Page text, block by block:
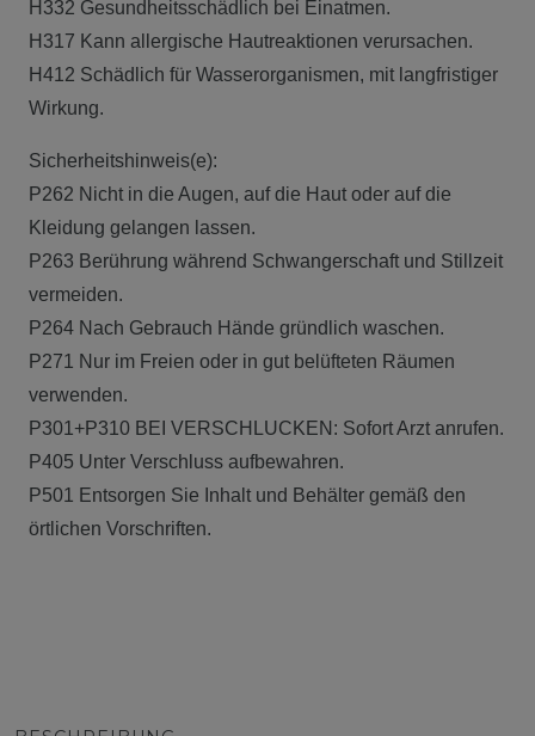
H332 Gesundheitsschädlich bei Einatmen.
H317 Kann allergische Hautreaktionen verursachen.
H412 Schädlich für Wasserorganismen, mit langfristiger
Wirkung.
Sicherheitshinweis(e):
P262 Nicht in die Augen, auf die Haut oder auf die
Kleidung gelangen lassen.
P263 Berührung während Schwangerschaft und Stillzeit
vermeiden.
P264 Nach Gebrauch Hände gründlich waschen.
P271 Nur im Freien oder in gut belüfteten Räumen
verwenden.
P301+P310 BEI VERSCHLUCKEN: Sofort Arzt anrufen.
P405 Unter Verschluss aufbewahren.
P501 Entsorgen Sie Inhalt und Behälter gemäß den
örtlichen Vorschriften.